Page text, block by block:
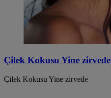
Çilek Kokusu Yine zirvede
Çilek Kokusu Yine zirvede